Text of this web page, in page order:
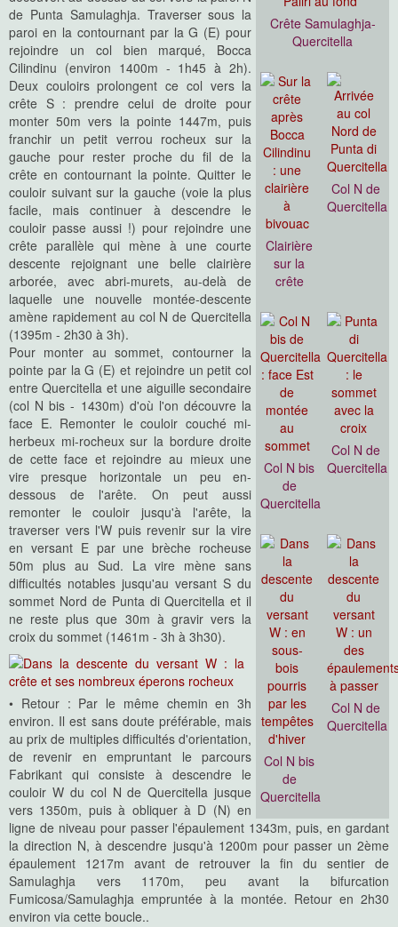
Crête Samulaghja-
Quercitella
Clairière
sur la
crête
Col N de
Quercitella
Col N bis
de
Quercitella
Col N de
Quercitella
Col N bis
de
Quercitella
Col N de
Quercitella
de Punta Samulaghja. Traverser sous la
paroi en la contournant par la G (E) pour
rejoindre un col bien marqué, Bocca
Cilindinu (environ 1400m - 1h45 à 2h).
Deux couloirs prolongent ce col vers la
crête S : prendre celui de droite pour
monter 50m vers la pointe 1447m, puis
franchir un petit verrou rocheux sur la
gauche pour rester proche du fil de la
crête en contournant la pointe. Quitter le
couloir suivant sur la gauche (voie la plus
facile, mais continuer à descendre le
couloir passe aussi !) pour rejoindre une
crête parallèle qui mène à une courte
descente rejoignant une belle clairière
arborée, avec abri-murets, au-delà de
laquelle une nouvelle montée-descente
amène rapidement au col N de Quercitella
(1395m - 2h30 à 3h).
Pour monter au sommet, contourner la
pointe par la G (E) et rejoindre un petit col
entre Quercitella et une aiguille secondaire
(col N bis - 1430m) d'où l'on découvre la
face E. Remonter le couloir couché mi-
herbeux mi-rocheux sur la bordure droite
de cette face et rejoindre au mieux une
vire presque horizontale un peu en-
dessous de l'arête. On peut aussi
remonter le couloir jusqu'à l'arête, la
traverser vers l'W puis revenir sur la vire
en versant E par une brèche rocheuse
50m plus au Sud. La vire mène sans
difficultés notables jusqu'au versant S du
sommet Nord de Punta di Quercitella et il
ne reste plus que 30m à gravir vers la
croix du sommet (1461m - 3h à 3h30).
• Retour : Par le même chemin en 3h
environ. Il est sans doute préférable, mais
au prix de multiples difficultés d'orientation,
de revenir en empruntant le parcours
Fabrikant qui consiste à descendre le
couloir W du col N de Quercitella jusque
vers 1350m, puis à obliquer à D (N) en
ligne de niveau pour passer l'épaulement 1343m, puis, en gardant
la direction N, à descendre jusqu'à 1200m pour passer un 2ème
épaulement 1217m avant de retrouver la fin du sentier de
Samulaghja vers 1170m, peu avant la bifurcation
Fumicosa/Samulaghja empruntée à la montée. Retour en 2h30
environ via cette boucle..